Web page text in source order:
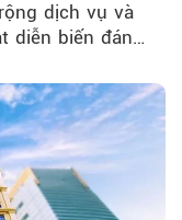
dịch vụ và
diễn biến đáng